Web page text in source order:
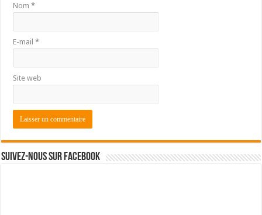
Nom*
E-mail*
Site web
Suivez-nous sur Facebook